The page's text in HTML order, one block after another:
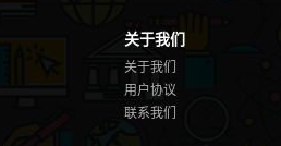
关于我们
关于我们
用户协议
联系我们